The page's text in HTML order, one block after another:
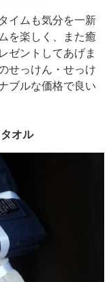
イムも気分を一新
を楽しく、また癒
ゼントしてあげま
せっけん・せっけ
ブルな価格で良い
オル